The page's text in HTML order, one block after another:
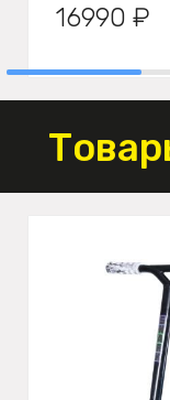
16990 ₽